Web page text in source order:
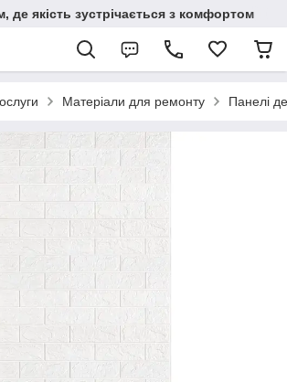
де якість зустрічається з комфортом
Матеріали для ремонту Панелі